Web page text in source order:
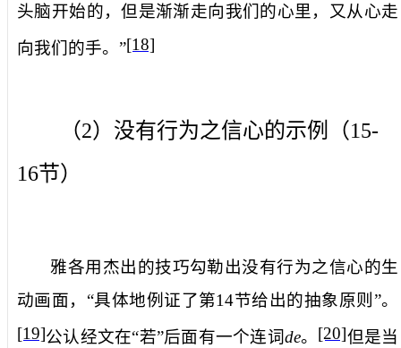
头脑开始的，但是渐渐走向我们的心里，又从心走
向我们的手。”[18]
（2）没有行为之信心的示例（15-
16节）
雅各用杰出的技巧勾勒出没有行为之信心的生
动画面，“具体地例证了第14节给出的抽象原则”。
[19]公认经文在“若”后面有一个连词de。 [20]但是当